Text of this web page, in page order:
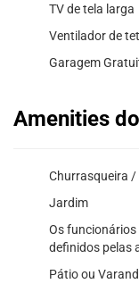
TV de tela larga
Ventilador de
Garagem
Amenities
Churrasqueira /
Jardim
Os
definidos pelas
Pátio ou